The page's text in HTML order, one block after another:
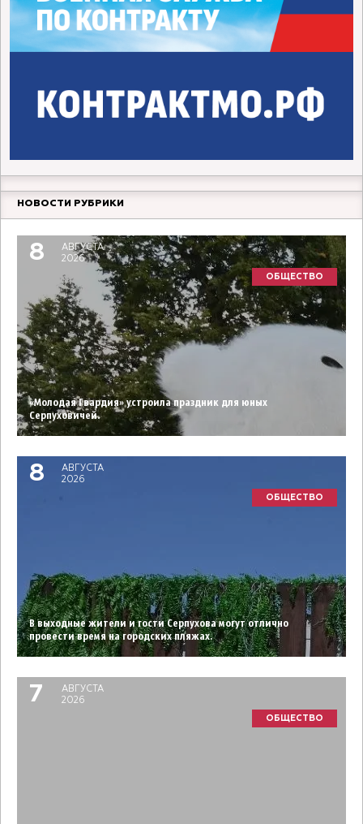
НОВОСТИ РУБРИКИ
8
АВГУСТА
2026
ОБЩЕСТВО
«Молодая Гвардия» устроила праздник для юных
Серпуховичей.
8
АВГУСТА
2026
ОБЩЕСТВО
В выходные жители и гости Серпухова могут отлично
провести время на городских пляжах.
7
АВГУСТА
2026
ОБЩЕСТВО